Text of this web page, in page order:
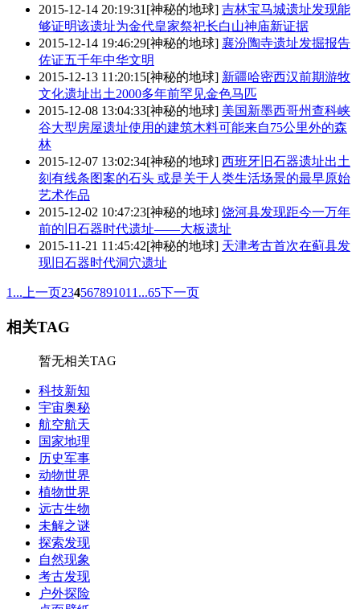
2015-12-14 20:19:31[神秘的地球] 吉林宝马城遗址发现能
够证明该遗址为金代皇家祭祀长白山神庙新证据
2015-12-14 19:46:29[神秘的地球] 襄汾陶寺遗址发掘报告
佐证五千年中华文明
2015-12-13 11:20:15[神秘的地球] 新疆哈密西汉前期游牧
文化遗址出土2000多年前罕见金色马匹
2015-12-08 13:04:33[神秘的地球] 美国新墨西哥州查科峡
谷大型房屋遗址使用的建筑木料可能来自75公里外的森
林
2015-12-07 13:02:34[神秘的地球] 西班牙旧石器遗址出土
刻有线条图案的石头 或是关于人类生活场景的最早原始
艺术作品
2015-12-02 10:47:23[神秘的地球] 饶河县发现距今一万年
前的旧石器时代遗址——大板遗址
2015-11-21 11:45:42[神秘的地球] 天津考古首次在蓟县发
现旧石器时代洞穴遗址
1...上一页234567891011...65下一页
相关TAG
暂无相关TAG
科技新知
宇宙奥秘
航空航天
国家地理
历史军事
动物世界
植物世界
远古生物
未解之谜
探索发现
自然现象
考古发现
户外探险